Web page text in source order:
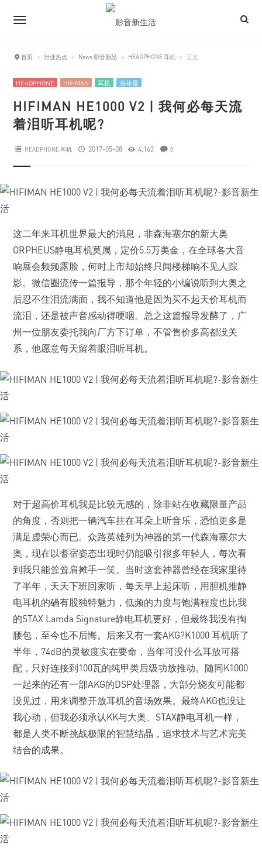
首页 › 行业热点 › News 影音新品 › HEADPHONE 耳机 › 正文
HEADPHONE HIFIMAN 耳机 海菲曼
HIFIMAN HE1000 V2 | 我何必每天流
着泪听耳机呢?
HEADPHONE 耳机 2017-05-08 4,162 0
这二年来耳机世界最大的消息，非森海塞尔的新大奥
ORPHEUS静电耳机莫属，定价5.5万美金，在全球各大音
响展会频频露脸，何时上市却始终只闻楼梯响不见人踪
影。微信圈流传一篇报导，那个年轻的小编说听到大奥之
后忍不住泪流满面，我不知道他是因为买不起天价耳机而
流泪，还是被声音感动得哽咽。总之这篇报导发酵了，广
州一位朋友委托我向厂方下订单，不管售价多高都没关
系，他愿意每天留着眼泪听耳机。
对于超高价耳机我是比较无感的，除非站在收藏限量产品
的角度，否则把一辆汽车挂在耳朵上听音乐，恐怕更多是
满足虚荣心而已。众路英雄列为神器的第一代森海塞尔大
奥，现在以耆宿姿态出现时仍能吸引很多年轻人，每次看
到我只能耸耸肩摊手一笑。当时这套神器曾经在我家里待
了半年，天天下班回家听，每天早上起床听，用胆机推静
电耳机的确有股独特魅力，低频的力度与饱满程度也比我
的STAX Lamda Signature静电耳机更好，但最终我没有掏
腰包，至今也不后悔。后来又有一套AKG?K1000 耳机听了
半年，74dB的灵敏度实在要命，当年可没什么耳放可搭
配，只好连接到100瓦的纯甲类后级功放推动。随同K1000
一起来的还有一部AKG的DSP处理器，大部分烧友可能都
没见过，用来调整开放耳机的音场效果。最终AKG也没让
我心动，但我必须承认KK与大奥、STAX静电耳机一样，
都是人类不断挑战极限的智慧结晶，追求技术与艺术完美
结合的成果。